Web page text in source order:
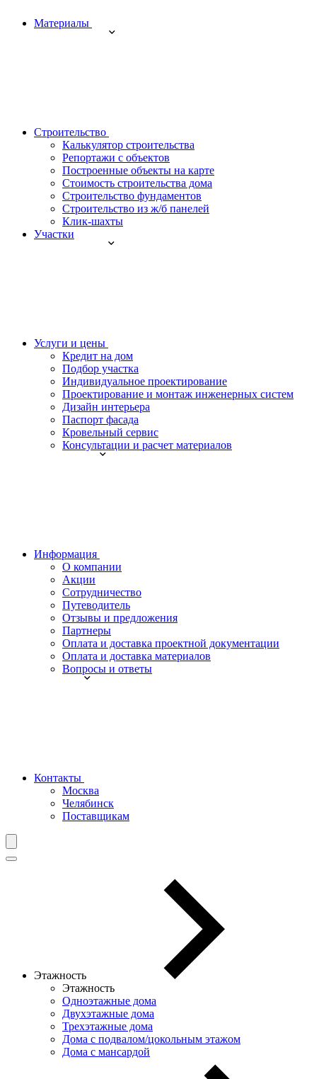
Материалы
Строительство
Калькулятор строительства
Репортажи с объектов
Построенные объекты на карте
Стоимость строительства дома
Строительство фундаментов
Строительство из ж/б панелей
Клик-шахты
Участки
Услуги и цены
Кредит на дом
Подбор участка
Индивидуальное проектирование
Проектирование и монтаж инженерных систем
Дизайн интерьера
Паспорт фасада
Кровельный сервис
Консультации и расчет материалов
Информация
О компании
Акции
Сотрудничество
Путеводитель
Отзывы и предложения
Партнеры
Оплата и доставка проектной документации
Оплата и доставка материалов
Вопросы и ответы
Контакты
Москва
Челябинск
Поставщикам
Этажность
Этажность
Одноэтажные дома
Двухэтажные дома
Трехэтажные дома
Дома с подвалом/цокольным этажом
Дома с мансардой